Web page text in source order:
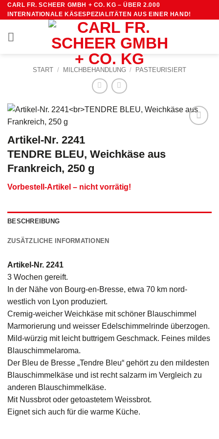
Zum
Inhalt
CARL FR. SCHEER GMBH + CO. KG – ÜBER 2.000
INTERNATIONALE KÄSESPEZIALITÄTEN AUS EINER HAND!
START / MILCHBEHANDLUNG / PASTEURISIERT
Artikel-Nr. 2241
TENDRE BLEU, Weichkäse aus
Frankreich, 250 g
Vorbestell-Artikel – nicht vorrätig!
BESCHREIBUNG
ZUSÄTZLICHE INFORMATIONEN
Artikel-Nr. 2241
3 Wochen gereift.
In der Nähe von Bourg-en-Bresse, etwa 70 km nord-
westlich von Lyon produziert.
Cremig-weicher Weichkäse mit schöner Blauschimmel
Marmorierung und weisser Edelschimmelrinde überzogen.
Mild-würzig mit leicht buttrigem Geschmack. Feines mildes
Blauschimmelaroma.
Der Bleu de Bresse „Tendre Bleu“ gehört zu den mildesten
Blauschimmelkäse und ist recht salzarm im Vergleich zu
anderen Blauschimmelkäse.
Mit Nussbrot oder getoastetem Weissbrot.
Eignet sich auch für die warme Küche.